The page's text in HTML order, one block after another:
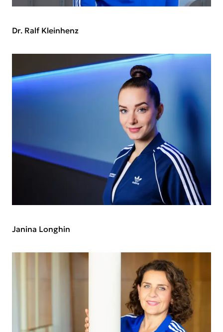
Dr. Ralf Kleinhenz
Janina Longhin